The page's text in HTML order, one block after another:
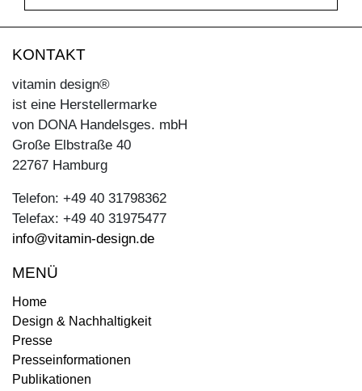
KONTAKT
vitamin design®
ist eine Herstellermarke
von DONA Handelsges. mbH
Große Elbstraße 40
22767 Hamburg
Telefon: +49 40 31798362
Telefax: +49 40 31975477
info@vitamin-design.de
MENÜ
Home
Design & Nachhaltigkeit
Presse
Presseinformationen
Publikationen